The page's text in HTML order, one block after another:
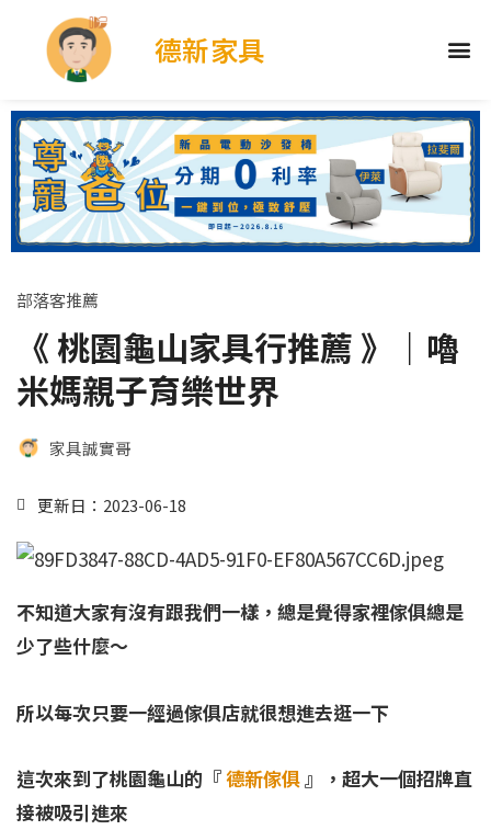
德新家具
部落客推薦
《 桃園龜山家具行推薦 》｜嚕
米媽親子育樂世界
家具誠實哥
更新日：2023-06-18
不知道大家有沒有跟我們一樣，總是覺得家裡傢俱總是
少了些什麼～
所以每次只要一經過傢俱店就很想進去逛一下
這次來到了桃園龜山的『德新傢俱』，超大一個招牌直
接被吸引進來